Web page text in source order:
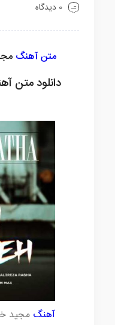
0 دیدگاه
متن آهنگ
دانلود متن
آهنگ مجید